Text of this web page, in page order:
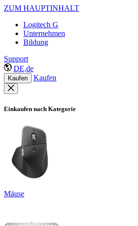
ZUM HAUPTINHALT
Logitech G
Unternehmen
Bildung
Support
DE,de
Kaufen Kaufen
Einkaufen nach Kategorie
Mäuse